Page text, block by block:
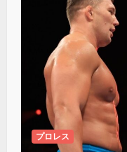
プロレス